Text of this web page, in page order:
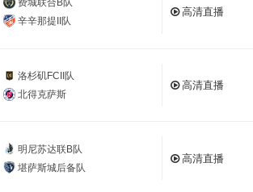
费城联合B队
辛辛那提II队
高清直播
洛杉矶FCII队
北得克萨斯
高清直播
明尼苏达联B队
堪萨斯城后备队
高清直播